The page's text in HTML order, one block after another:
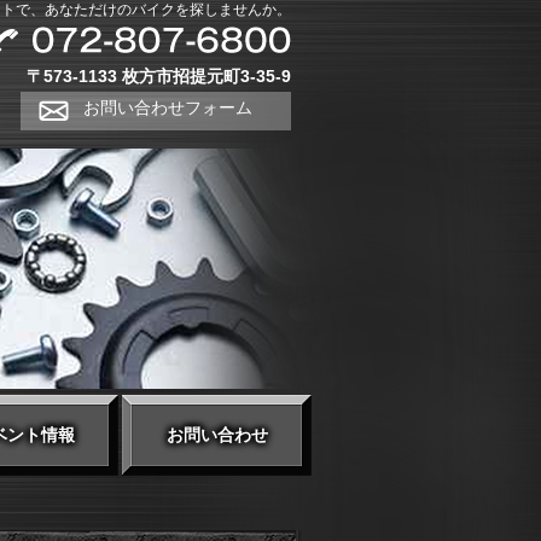
で、あなただけのバイクを探しませんか。
〒573-1133 枚方市招提元町3-35-9
お問い合わせフォーム
ント情報 お問い合わせ